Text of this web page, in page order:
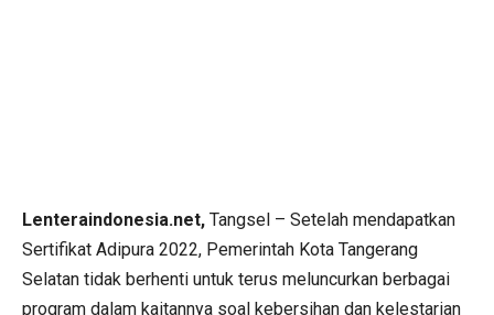
Lenteraindonesia.net, Tangsel – Setelah mendapatkan
Sertifikat Adipura 2022, Pemerintah Kota Tangerang
Selatan tidak berhenti untuk terus meluncurkan berbagai
program dalam kaitannya soal kebersihan dan kelestarian